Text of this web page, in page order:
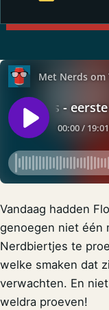
Vandaag hadden
genoegen niet één
Nerdbiertjes te
welke smaken dat
verwachten. En
weldra proeven!